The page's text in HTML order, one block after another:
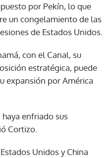
por Pekín, lo que
un congelamiento de las
de Estados Unidos.
con el Canal, su
estratégica, puede
expansión por América
enfriado sus
Cortizo.
Unidos y China